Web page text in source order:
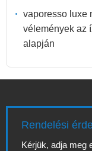
vaporesso luxe
vélemények az
alapján
Rendelési
Kérjük, adja meg